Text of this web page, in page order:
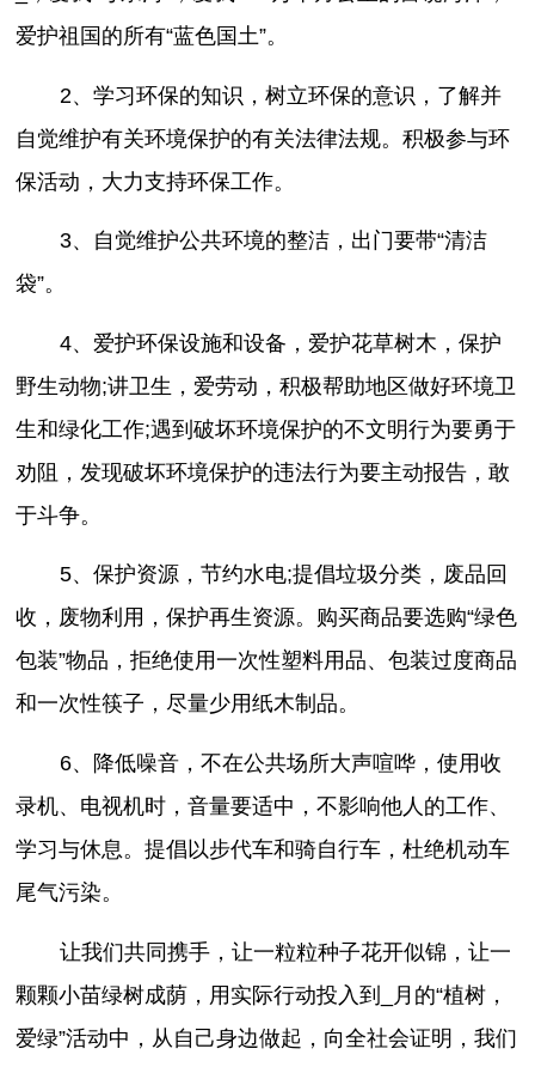
爱护祖国的所有“蓝色国土”。
2、学习环保的知识，树立环保的意识，了解并
自觉维护有关环境保护的有关法律法规。积极参与环
保活动，大力支持环保工作。
3、自觉维护公共环境的整洁，出门要带“清洁
袋”。
4、爱护环保设施和设备，爱护花草树木，保护
野生动物;讲卫生，爱劳动，积极帮助地区做好环境卫
生和绿化工作;遇到破坏环境保护的不文明行为要勇于
劝阻，发现破坏环境保护的违法行为要主动报告，敢
于斗争。
5、保护资源，节约水电;提倡垃圾分类，废品回
收，废物利用，保护再生资源。购买商品要选购“绿色
包装”物品，拒绝使用一次性塑料用品、包装过度商品
和一次性筷子，尽量少用纸木制品。
6、降低噪音，不在公共场所大声喧哗，使用收
录机、电视机时，音量要适中，不影响他人的工作、
学习与休息。提倡以步代车和骑自行车，杜绝机动车
尾气污染。
让我们共同携手，让一粒粒种子花开似锦，让一
颗颗小苗绿树成荫，用实际行动投入到_月的“植树，
爱绿”活动中，从自己身边做起，向全社会证明，我们